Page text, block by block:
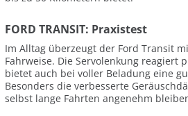
FORD TRANSIT: Praxistest
Im Alltag überzeugt der Ford Transit
Fahrweise. Die Servolenkung reagiert
bietet auch bei voller Beladung eine
Besonders die verbesserte
selbst lange Fahrten angenehm